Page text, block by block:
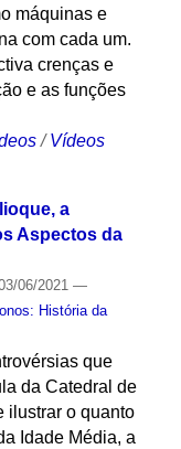
máquinas e
com cada um.
crenças e
e as funções
/Vídeos
a
Aspectos da
06/2021 —
História da
que
da Catedral de
ilustrar o quanto
Idade Média, a